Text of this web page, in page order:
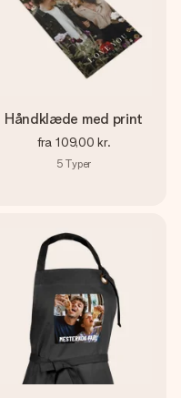
Håndklæde med print
fra 109,00 kr.
5 Typer